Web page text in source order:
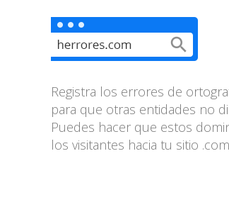
Registra los errores de
para que otras entidades no
Puedes hacer que estos
los visitantes hacia tu sitio